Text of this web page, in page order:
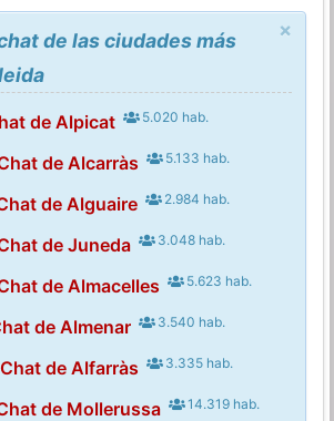
×
de las ciudades más
de Alpicat 5.020 hab.
de Alcarràs 5.133 hab.
de Alguaire 2.984 hab.
de Juneda 3.048 hab.
de Almacelles 5.623 hab.
de Almenar 3.540 hab.
Chat de Alfarràs 3.335 hab.
de Mollerussa 14.319 hab.